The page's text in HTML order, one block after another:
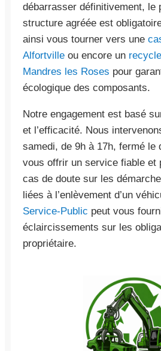
débarrasser définitivement, le
structure agréée est
ainsi vous tourner vers une
Alfortville ou encore un
Mandres les Roses pour
écologique des composants.
Notre engagement est basé
et l’efficacité. Nous
samedi, de 9h à 17h, fermé le
vous offrir un service fiable et
cas de doute sur les
liées à l’enlèvement d’un
Service-Public peut vous
éclaircissements sur les
propriétaire.